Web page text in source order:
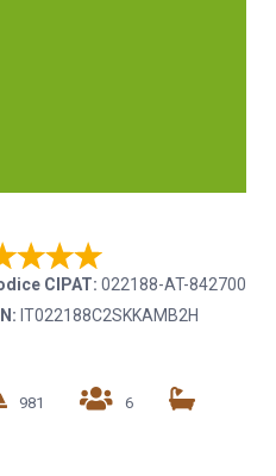
CIPAT: 022188-AT-842700
IT022188C2SKKAMB2H
981
6